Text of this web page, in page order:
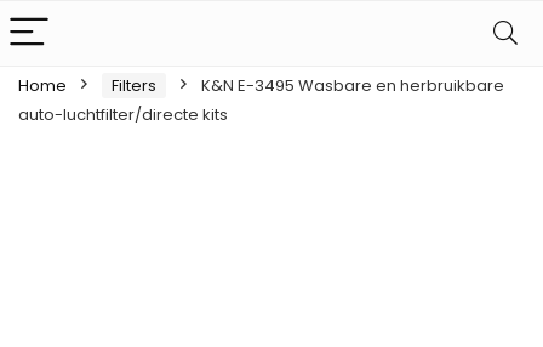
Home Filters
K&N E-3495 Wasbare en herbruikbare
auto-luchtfilter/directe kits